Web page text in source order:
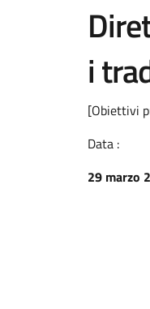
i
[Obiettivi
Data :
29 marzo